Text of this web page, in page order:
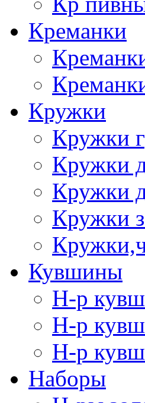
Креманки
Кружки
Кружки
Кружки
Кружки
Кружки
Кувшины
Н-р
Н-р
Н-р
Наборы